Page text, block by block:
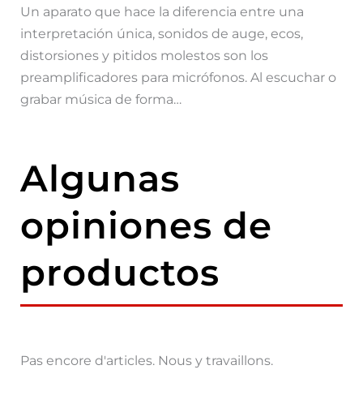
Un aparato que hace la diferencia entre una
interpretación única, sonidos de auge, ecos,
distorsiones y pitidos molestos son los
preamplificadores para micrófonos. Al escuchar o
grabar música de forma…
Algunas
opiniones de
productos
Pas encore d'articles. Nous y travaillons.